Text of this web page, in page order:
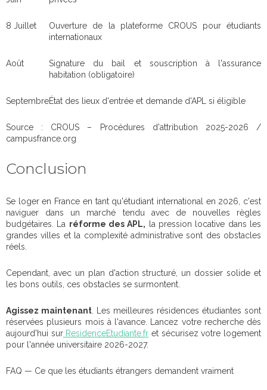
8 Juillet
Ouverture de la plateforme CROUS pour étudiants
internationaux
Août
Signature du bail et souscription à l'assurance
habitation (obligatoire)
SeptembreÉtat des lieux d'entrée et demande d'APL si éligible
Source : CROUS – Procédures d'attribution 2025-2026 /
campusfrance.org
Conclusion
Se loger en France en tant qu'étudiant international en 2026, c'est
naviguer dans un marché tendu avec de nouvelles règles
budgétaires. La réforme des APL, la pression locative dans les
grandes villes et la complexité administrative sont des obstacles
réels.
Cependant, avec un plan d'action structuré, un dossier solide et
les bons outils, ces obstacles se surmontent.
Agissez maintenant . Les meilleures résidences étudiantes sont
réservées plusieurs mois à l'avance. Lancez votre recherche dès
aujourd'hui surResidenceEtudiante.fr et sécurisez votre logement
pour l'année universitaire 2026-2027.
FAQ — Ce que les étudiants étrangers demandent vraiment